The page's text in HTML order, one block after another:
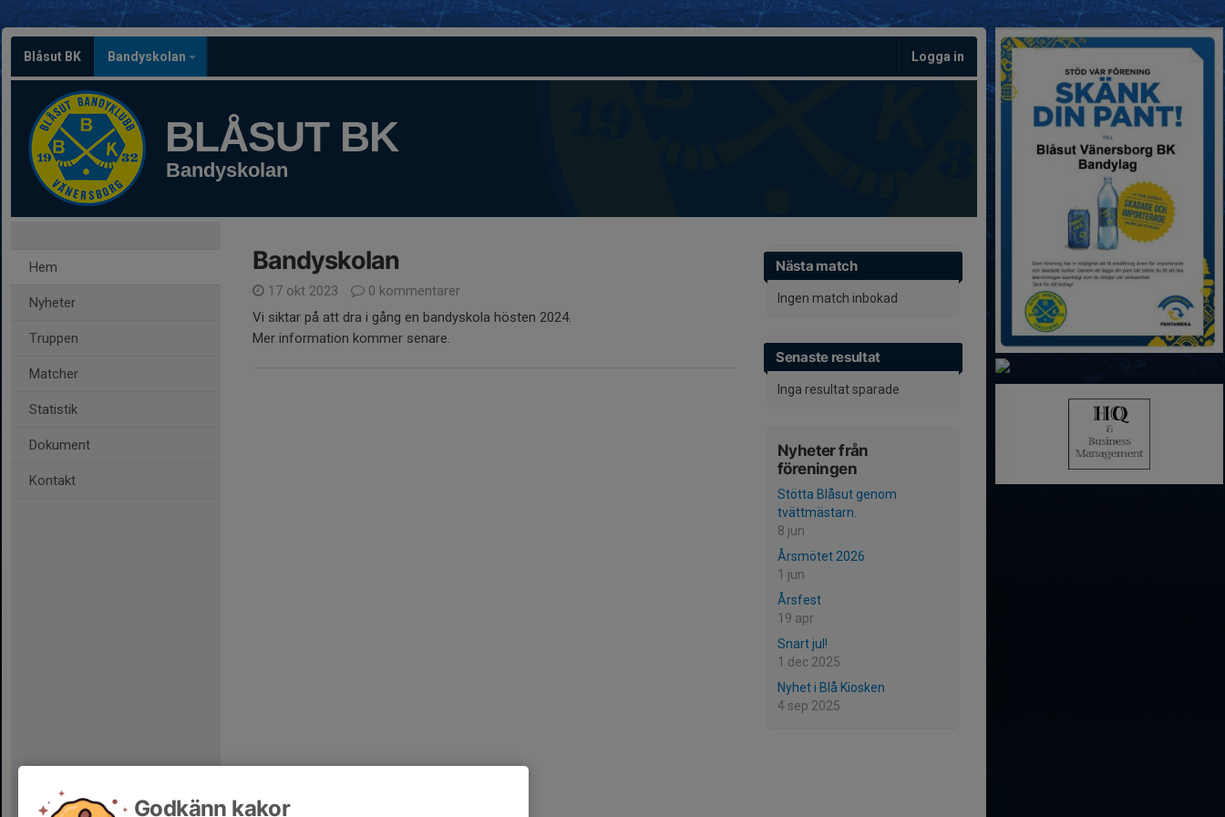
Blåsut BK Bandyskolan Logga in
BLÅSUT BK
Bandyskolan
Hem
Nyheter
Truppen
Matcher
Statistik
Dokument
Kontakt
Nästa match
Ingen match inbokad
Senaste resultat
Inga resultat sparade
Nyheter från
föreningen
Stötta Blåsut genom
tvättmästarn.
8 jun
Årsmötet 2026
1 jun
Årsfest
19 apr
Snart jul!
1 dec 2025
Nyhet i Blå Kiosken
4 sep 2025
Bandyskolan
17 okt 2023
0 kommentarer
Vi siktar på att dra i gång en bandyskola hösten 2024.
Mer information kommer senare.
Godkänn kakor